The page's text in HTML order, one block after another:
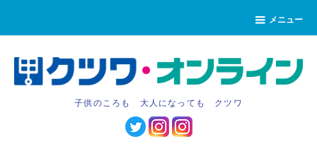
メニュー
子供のころも 大人になっても クツワ